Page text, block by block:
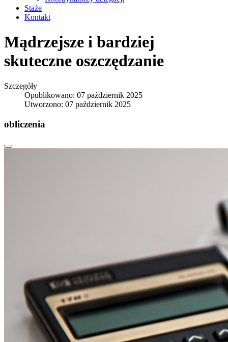
Staże
Kontakt
Mądrzejsze i bardziej
skuteczne oszczędzanie
Szczegóły
Opublikowano: 07 październik 2025
Utworzono: 07 październik 2025
obliczenia